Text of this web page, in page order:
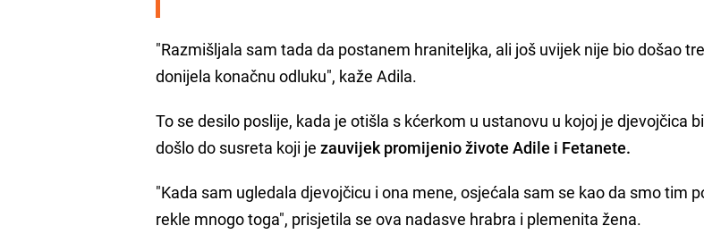
"Razmišljala sam tada da postanem hraniteljka, ali još uvijek nije bio došao
donijela konačnu odluku", kaže Adila.
To se desilo poslije, kada je otišla s kćerkom u ustanovu u kojoj je djevojčica
došlo do susreta koji jezauvijek promijenio živote Adile i Fetanete.
"Kada sam ugledala djevojčicu i ona mene, osjećala sam se kao da smo tim
rekle mnogo toga", prisjetila se ova nadasve hrabra i plemenita žena.